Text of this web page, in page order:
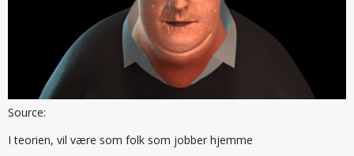
Source:
I teorien, vil være som folk som jobber hjemme